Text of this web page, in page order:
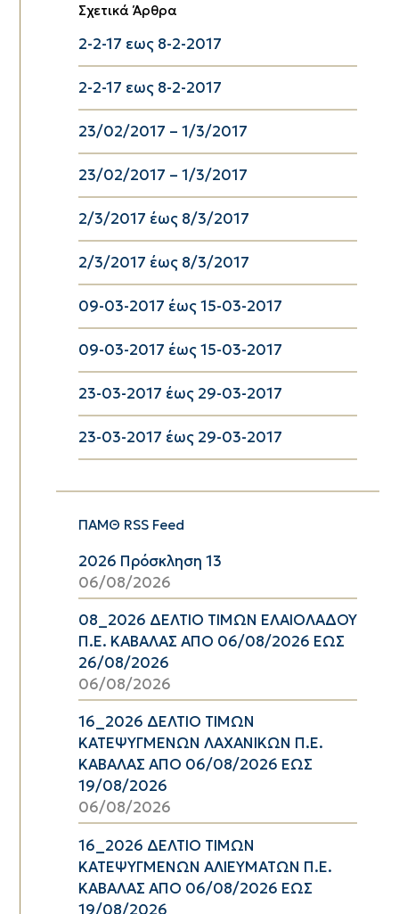
Σχετικά Άρθρα
2-2-17 εως 8-2-2017
2-2-17 εως 8-2-2017
23/02/2017 – 1/3/2017
23/02/2017 – 1/3/2017
2/3/2017 έως 8/3/2017
2/3/2017 έως 8/3/2017
09-03-2017 έως 15-03-2017
09-03-2017 έως 15-03-2017
23-03-2017 έως 29-03-2017
23-03-2017 έως 29-03-2017
ΠΑΜΘ RSS Feed
2026 Πρόσκληση 13
06/08/2026
08_2026 ΔΕΛΤΙΟ ΤΙΜΩΝ ΕΛΑΙΟΛΑΔΟΥ
Π.Ε. ΚΑΒΑΛΑΣ ΑΠΟ 06/08/2026 ΕΩΣ
26/08/2026
06/08/2026
16_2026 ΔΕΛΤΙΟ ΤΙΜΩΝ
ΚΑΤΕΨΥΓΜΕΝΩΝ ΛΑΧΑΝΙΚΩΝ Π.Ε.
ΚΑΒΑΛΑΣ ΑΠΟ 06/08/2026 ΕΩΣ
19/08/2026
06/08/2026
16_2026 ΔΕΛΤΙΟ ΤΙΜΩΝ
ΚΑΤΕΨΥΓΜΕΝΩΝ ΑΛΙΕΥΜΑΤΩΝ Π.Ε.
ΚΑΒΑΛΑΣ ΑΠΟ 06/08/2026 ΕΩΣ
19/08/2026